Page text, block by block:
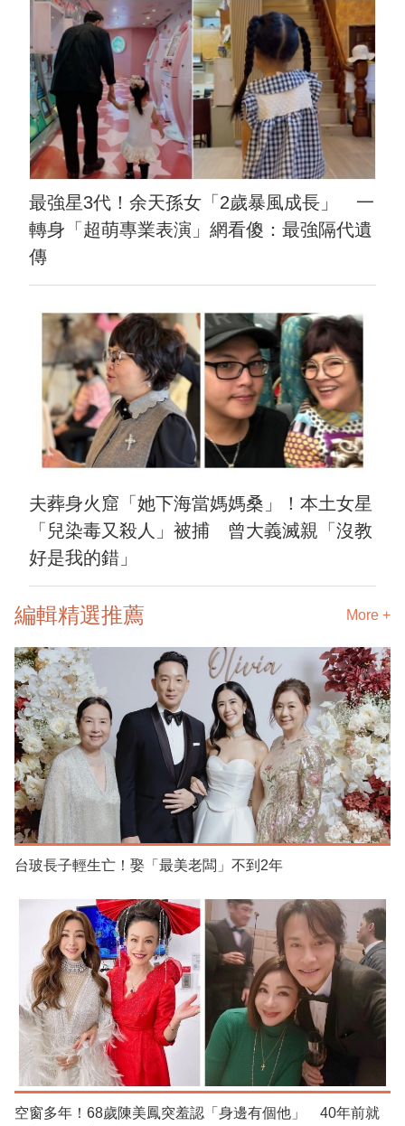
最強星3代！余天孫女「2歲暴風成長」 一
轉身「超萌專業表演」網看傻：最強隔代遺
傳
夫葬身火窟「她下海當媽媽桑」！本土女星
「兒染毒又殺人」被捕 曾大義滅親「沒教
好是我的錯」
編輯精選推薦 More +
台玻長子輕生亡！娶「最美老闆」不到2年
空窗多年！68歲陳美鳳突羞認「身邊有個他」 40年前就